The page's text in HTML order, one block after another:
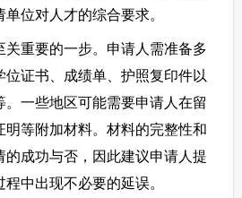
位对人才的综合要求。
关重要的一步。申请人需准备多
证书、成绩单、护照复印件以
。一些地区可能需要申请人在留
明等附加材料。材料的完整性和
的成功与否，因此建议申请人提
中出现不必要的延误。